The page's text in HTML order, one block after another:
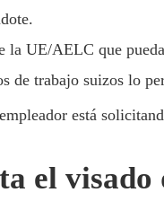
la UE/AELC que
de trabajo suizos lo
está
el